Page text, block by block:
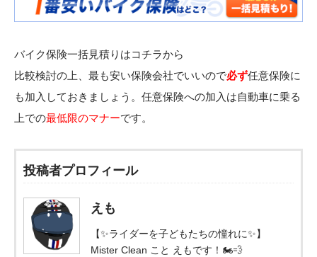
バイク保険一括見積りはコチラから
比較検討の上、最も安い保険会社でいいので必ず任意保険に
も加入しておきましょう。任意保険への加入は自動車に乗る
上での最低限のマナーです。
投稿者プロフィール
えも
【✨ライダーを子どもたちの憧れに✨】
Mister Clean こと えもです！🏍️💨